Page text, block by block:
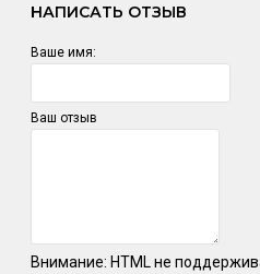
НАПИСАТЬ ОТЗЫВ
Ваше имя:
Ваш отзыв
Внимание: HTML не